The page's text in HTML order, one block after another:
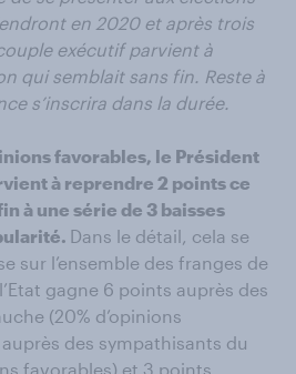
en 2020 et après trois
exécutif parvient à
qui semblait sans fin. Reste à
s’inscrira dans la durée.
favorables, le Président
à reprendre 2 points ce
à une série de 3 baisses
Dans le détail, cela se
sur l’ensemble des franges de
gagne 6 points auprès des
(20% d’opinions
des sympathisants du
favorables) et 3 points